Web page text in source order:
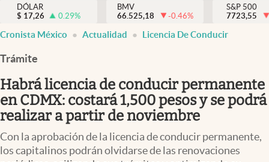
México
Dólar y mercados
Pc y celular
Vida y estilo
Tv
DÓLAR
$ 17,26 0.29%
BMV
66.525,18
-0.46%
S&P 500
7723,55
Cronista México Actualidad Licencia De Conducir
Trámite
Habrá licencia de conducir permanente
en CDMX: costará 1,500 pesos y se podrá
realizar a partir de noviembre
Con la aprobación de la licencia de conducir permanente,
los capitalinos podrán olvidarse de las renovaciones